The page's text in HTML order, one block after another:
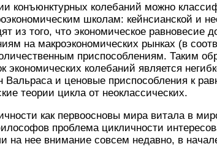
конъюнктурных колебаний можно
школам: кейнсианской и
из того, что экономическое равновесие
на макроэкономических рынках (в
приспособлениям. Таким
экономических колебаний является
Вальраса и ценовые приспособления к
теории цикла от неоклассических.
как первоосновы мира витала в
проблема цикличности
на нее внимание совсем недавно, в